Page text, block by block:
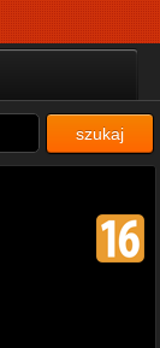
szukaj